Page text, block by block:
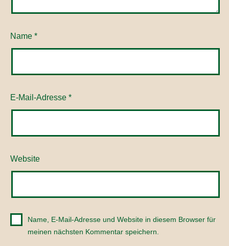
Name *
E-Mail-Adresse *
Website
Name, E-Mail-Adresse und Website in diesem Browser für
meinen nächsten Kommentar speichern.